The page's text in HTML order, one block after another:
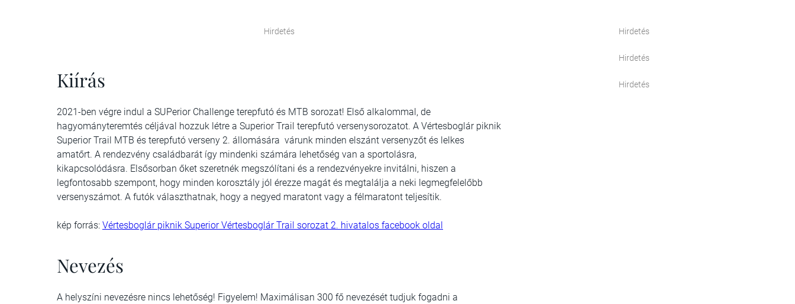
Hirdetés
Kiírás
2021-ben végre indul a SUPerior Challenge terepfutó és MTB sorozat! Első alkalommal, de
hagyományteremtés céljával hozzuk létre a Superior Trail terepfutó versenysorozatot. A Vértesboglár piknik
Superior Trail MTB és terepfutó verseny 2. állomására várunk minden elszánt versenyzőt és lelkes
amatőrt. A rendezvény családbarát így mindenki számára lehetőség van a sportolásra,
kikapcsolódásra. Elsősorban őket szeretnék megszólítani és a rendezvényekre invitálni, hiszen a
legfontosabb szempont, hogy minden korosztály jól érezze magát és megtalálja a neki legmegfelelőbb
versenyszámot. A futók választhatnak, hogy a negyed maratont vagy a félmaratont teljesítik.
kép forrás: Vértesboglár piknik Superior Vértesboglár Trail sorozat 2. hivatalos facebook oldal
Nevezés
A helyszíni nevezésre nincs lehetőség! Figyelem! Maximálisan 300 fő nevezését tudjuk fogadni a
Hirdetés
Hirdetés
Hirdetés